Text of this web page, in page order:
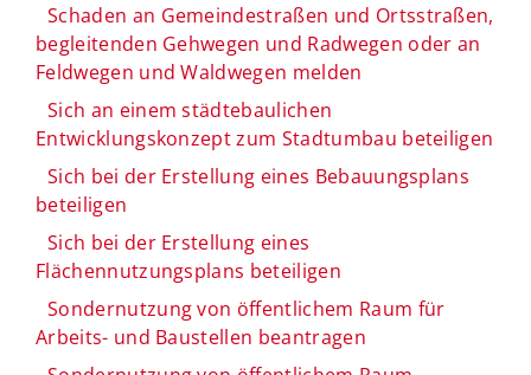
Schaden an Gemeindestraßen und Ortsstraßen,
begleitenden Gehwegen und Radwegen oder an
Feldwegen und Waldwegen melden
Sich an einem städtebaulichen
Entwicklungskonzept zum Stadtumbau beteiligen
Sich bei der Erstellung eines Bebauungsplans
beteiligen
Sich bei der Erstellung eines
Flächennutzungsplans beteiligen
Sondernutzung von öffentlichem Raum für
Arbeits- und Baustellen beantragen